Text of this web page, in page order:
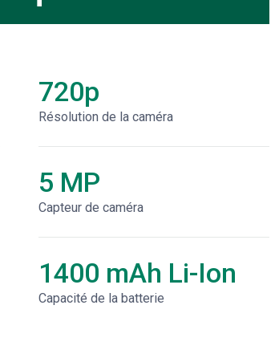
720p
Résolution de la caméra
5 MP
Capteur de caméra
1400 mAh Li-Ion
Capacité de la batterie